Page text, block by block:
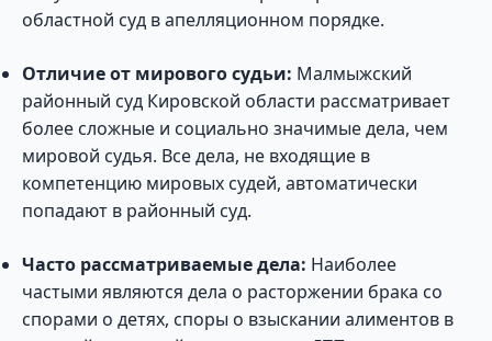
областной суд в апелляционном порядке.
Отличие от мирового судьи: Малмыжский
районный суд Кировской области рассматривает
более сложные и социально значимые дела, чем
мировой судья. Все дела, не входящие в
компетенцию мировых судей, автоматически
попадают в районный суд.
Часто рассматриваемые дела: Наиболее
частыми являются дела о расторжении брака со
спорами о детях, споры о взыскании алиментов в